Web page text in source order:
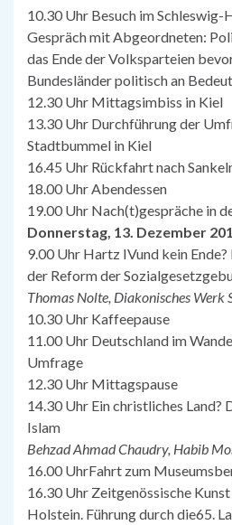
10.30 Uhr Besuch im Schleswig-
Gespräch mit Abgeordneten:
das Ende der Volksparteien
Bundesländer politisch an
12.30 Uhr Mittagsimbiss in Kiel
13.30 Uhr Durchführung der
Stadtbummel in Kiel
16.45 Uhr Rückfahrt nach
18.00 Uhr Abendessen
19.00 Uhr Nach(t)gespräche in
Donnerstag, 13. Dezember
9.00 Uhr Hartz IVund kein
der Reform der
Thomas Nolte, Diakonisches Werk
10.30 Uhr Kaffeepause
11.00 Uhr Deutschland im
Umfrage
12.30 Uhr Mittagspause
14.30 Uhr Ein christliches Land?
Islam
Behzad Ahmad Chaudry, Habib
16.00 UhrFahrt zum
16.30 Uhr Zeitgenössische
Holstein. Führung durch die65.